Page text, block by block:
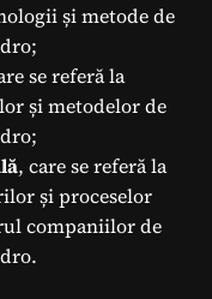
și metode de
se referă la
și metodelor de
, care se referă la
și proceselor
companiilor de